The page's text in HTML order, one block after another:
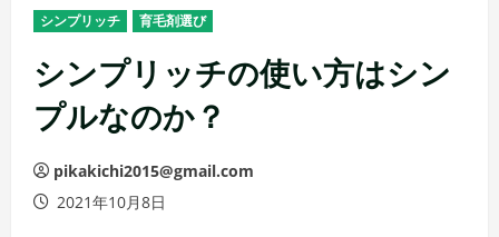
ュ
ー
シンプリッチ 育毛剤選び
シンプリッチの使い方はシン
プルなのか？
pikakichi2015@gmail.com
2021年10月8日